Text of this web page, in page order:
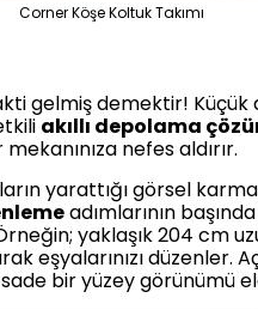
Corner Köşe Koltuk Takımı
gelmiş demektir!
akıllı depolama
nefes aldırır.
yarattığı görsel
adımlarının
yaklaşık 204 cm
eşyalarınızı düzenler.
bir yüzey görünümü